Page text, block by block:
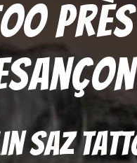
près
Saz